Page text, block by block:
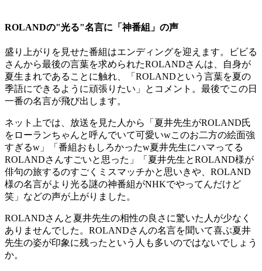
ROLANDの"光る"名言に「神番組」の声
盛り上がりを見せた番組はエンディングを迎えます。ビビる
さんから最後の言葉を求められたROLANDさんは、自身が
夏生まれであることに触れ、「ROLANDという言葉を夏の
季語にできるように頑張りたい」とコメント。最後でこの日
一番の名言が飛び出します。
ネット上では、放送を見た人から「夏井先生がROLAND氏
をローランちゃんと呼んでいて可愛いwこのお二方の絵面強
すぎるw」「番組おもしろかったw夏井先生にハマってる
ROLANDさんすごいと思った」「夏井先生とROLAND様が
俳句の旅するのすごくミスマッチかと思いきや、ROLAND
様の名言がより光る謎の神番組がNHKでやってんだけど
笑」などの声が上がりました。
ROLANDさんと夏井先生の相性の良さに驚いた人が少なく
ありませんでした。ROLANDさんの名言を聞いて喜ぶ夏井
先生の姿が印象に残ったという人も多いのではないでしょう
か。